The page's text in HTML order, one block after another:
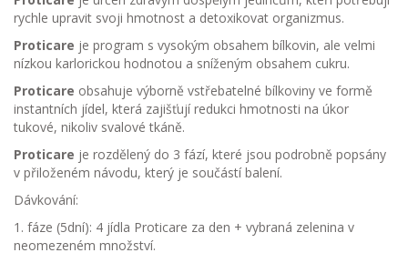
rychle upravit svoji hmotnost a detoxikovat organizmus.
Proticare je program s vysokým obsahem bílkovin, ale velmi
nízkou karlorickou hodnotou a sníženým obsahem cukru.
Proticare obsahuje výborně vstřebatelné bílkoviny ve formě
instantních jídel, která zajišťují redukci hmotnosti na úkor
tukové, nikoliv svalové tkáně.
Proticare je rozdělený do 3 fází, které jsou podrobně popsány
v přiloženém návodu, který je součástí balení.
Dávkování:
1. fáze (5dní): 4 jídla Proticare za den + vybraná zelenina v
neomezeném množství.